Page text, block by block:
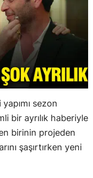
sezon
bir ayrılık haberiyle
birinin projeden
şaşırtırken yeni